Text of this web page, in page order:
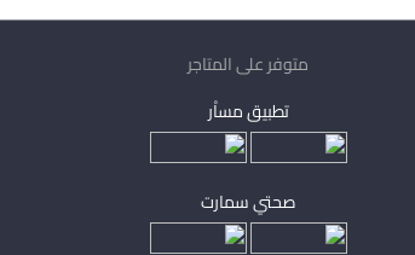
متوفر على المتاجر
تطبيق مساْر
صحتي سمارت